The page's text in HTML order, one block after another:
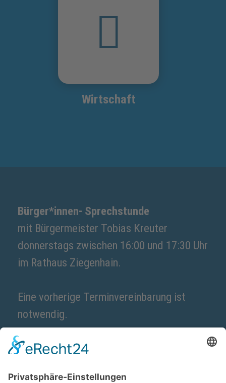
Wirtschaft
Bürger*innen- Sprechstunde
mit Bürgermeister Tobias Kreuter
donnerstags zwischen 16:00 und 17:30 Uhr
im Rathaus Ziegenhain.
Eine vorherige Terminvereinbarung ist
notwendig.